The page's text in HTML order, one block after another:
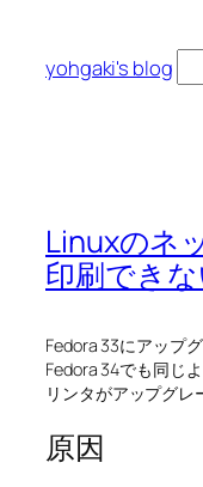
yohgaki's blog
索
Linuxのネ
印刷でき
Fedora 33にアップ
Fedora 34でも同じ
リンタがアップグレ
原因